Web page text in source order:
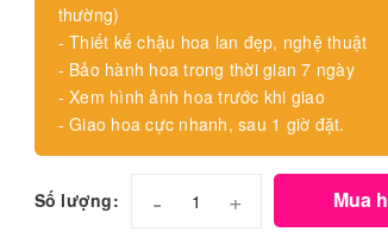
thường)
- Thiết kế chậu hoa lan đẹp, nghệ thuật
- Bảo hành hoa trong thời gian 7 ngày
- Xem hình ảnh hoa trước khi giao
- Giao hoa cực nhanh, sau 1 giờ đặt.
Số lượng: - + Mua